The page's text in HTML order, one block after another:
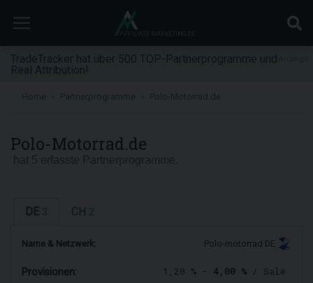
TradeTracker hat über 500 TOP-Partnerprogramme und
Real Attribution!
Home Partnerprogramme
Polo-Motorrad.de
DE CH
Name & Netzwerk: Polo-motorrad DE
Provisionen: 1,20 % - 4,00 % / Sale